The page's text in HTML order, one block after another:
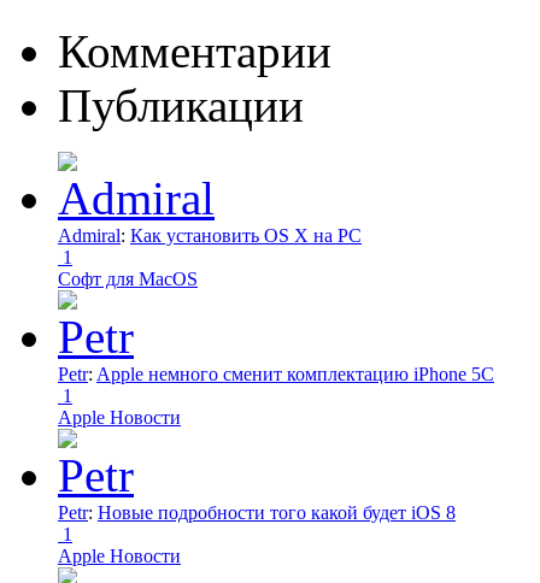
Комментарии
Публикации
Admiral: Как установить OS X на PC
1
Софт для MacOS
Petr: Apple немного сменит комплектацию iPhone 5C
1
Apple Новости
Petr: Новые подробности того какой будет iOS 8
1
Apple Новости